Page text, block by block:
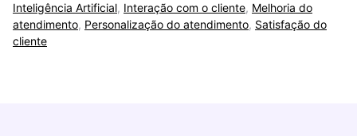
Inteligência Artificial, Interação com o cliente, Melhoria do
atendimento, Personalização do atendimento, Satisfação do
cliente